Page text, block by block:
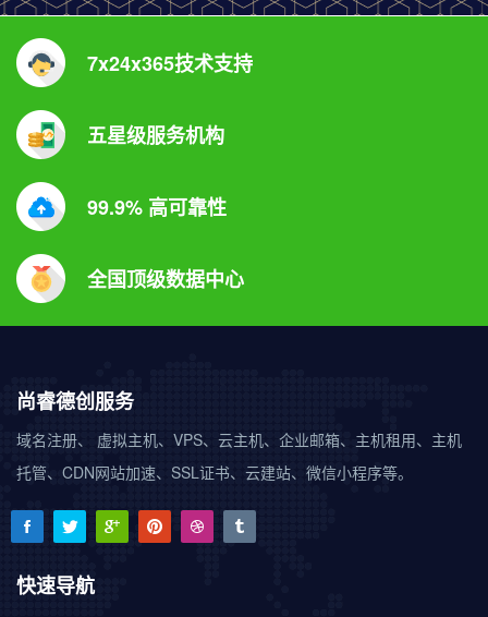
7x24x365技术支持
五星级服务机构
99.9% 高可靠性
全国顶级数据中心
尚睿德创服务
域名注册、 虚拟主机、VPS、云主机、企业邮箱、主机租用、主机
托管、CDN网站加速、SSL证书、云建站、微信小程序等。
快速导航